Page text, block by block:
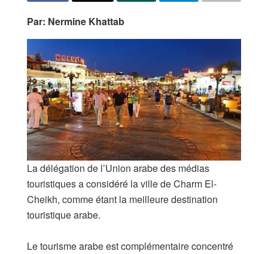
Par: Nermine Khattab
La délégation de l’Union arabe des médias
touristiques a considéré la ville de Charm El-
Cheikh, comme étant la meilleure destination
touristique arabe.
Le tourisme arabe est complémentaire concentré